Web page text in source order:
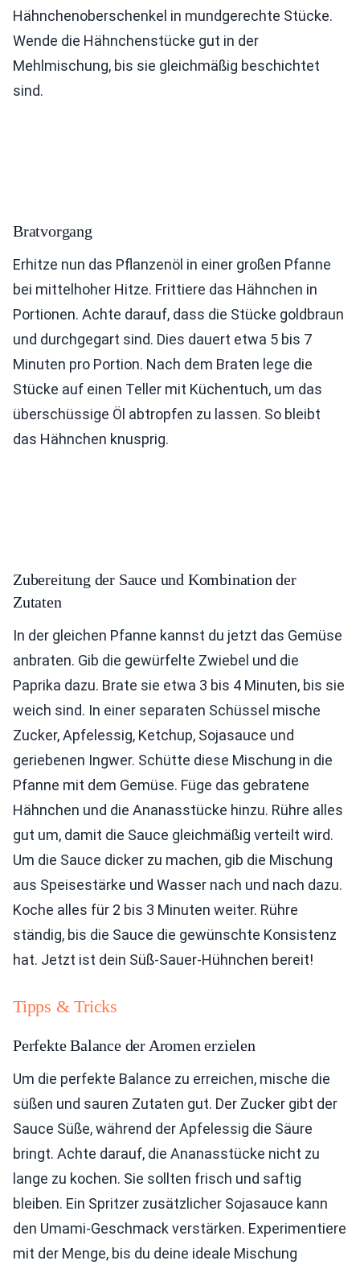
Hähnchenoberschenkel in mundgerechte Stücke.
Wende die Hähnchenstücke gut in der
Mehlmischung, bis sie gleichmäßig beschichtet
sind.
Bratvorgang
Erhitze nun das Pflanzenöl in einer großen Pfanne
bei mittelhoher Hitze. Frittiere das Hähnchen in
Portionen. Achte darauf, dass die Stücke goldbraun
und durchgegart sind. Dies dauert etwa 5 bis 7
Minuten pro Portion. Nach dem Braten lege die
Stücke auf einen Teller mit Küchentuch, um das
überschüssige Öl abtropfen zu lassen. So bleibt
das Hähnchen knusprig.
Zubereitung der Sauce und Kombination der
Zutaten
In der gleichen Pfanne kannst du jetzt das Gemüse
anbraten. Gib die gewürfelte Zwiebel und die
Paprika dazu. Brate sie etwa 3 bis 4 Minuten, bis sie
weich sind. In einer separaten Schüssel mische
Zucker, Apfelessig, Ketchup, Sojasauce und
geriebenen Ingwer. Schütte diese Mischung in die
Pfanne mit dem Gemüse. Füge das gebratene
Hähnchen und die Ananasstücke hinzu. Rühre alles
gut um, damit die Sauce gleichmäßig verteilt wird.
Um die Sauce dicker zu machen, gib die Mischung
aus Speisestärke und Wasser nach und nach dazu.
Koche alles für 2 bis 3 Minuten weiter. Rühre
ständig, bis die Sauce die gewünschte Konsistenz
hat. Jetzt ist dein Süß-Sauer-Hühnchen bereit!
Tipps & Tricks
Perfekte Balance der Aromen erzielen
Um die perfekte Balance zu erreichen, mische die
süßen und sauren Zutaten gut. Der Zucker gibt der
Sauce Süße, während der Apfelessig die Säure
bringt. Achte darauf, die Ananasstücke nicht zu
lange zu kochen. Sie sollten frisch und saftig
bleiben. Ein Spritzer zusätzlicher Sojasauce kann
den Umami-Geschmack verstärken. Experimentiere
mit der Menge, bis du deine ideale Mischung